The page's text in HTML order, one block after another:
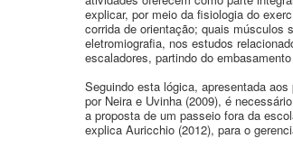
explicar, por meio da fisiologia do
corrida de orientação; quais músculos
eletromiografia, nos estudos
escaladores, partindo do
Seguindo esta lógica, apresentada
por Neira e Uvinha (2009), é
a proposta de um passeio fora da
explica Auricchio (2012), para o